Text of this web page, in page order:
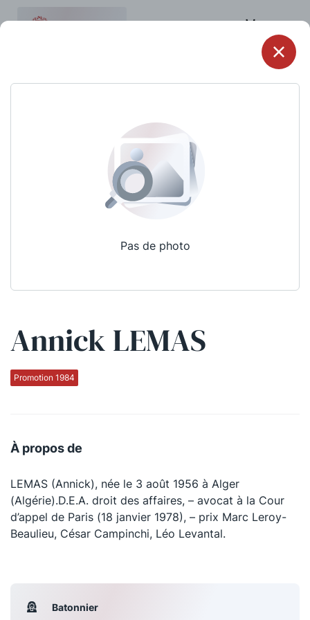
Menu
Pas de photo
Annick LEMAS
Promotion 1984
À propos de
LEMAS (Annick), née le 3 août 1956 à Alger
(Algérie).D.E.A. droit des affaires, – avocat à la Cour
d’appel de Paris (18 janvier 1978), – prix Marc Leroy-
Beaulieu, César Campinchi, Léo Levantal.
Batonnier
Qui sommes-nous ?
La Conférence
La Conférence
Le Concours de la Conférence